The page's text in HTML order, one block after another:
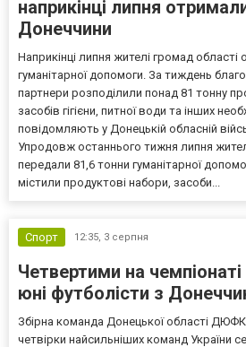
наприкінці липня
Донеччини
Наприкінці липня жителі громад
гуманітарної допомоги. За тиждень
партнери розподілили понад 81 тонну
засобів гігієни, питної води та інших
повідомляють у Донецькій обласній
Упродовж останнього тижня липня
передали 81,6 тонни гуманітарної
містили продуктові набори, засоби...
Спорт 12:35, 3 серпня
Четвертими на
юні футболісти з
Збірна команда Донецької області
четвірки найсильніших команд України